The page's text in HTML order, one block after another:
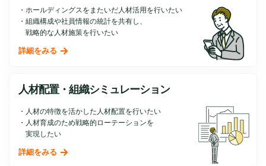
ホールディングスをまたいだ人材活用を行いたい
組織構成や社員情報の統計を共有し、
戦略的な人材施策を行いたい
詳細をみる
人材配置・組織シミュレーション
人材の特徴を活かした人材配置を行いたい
人材育成のため戦略的ローテーションを
実現したい
詳細をみる